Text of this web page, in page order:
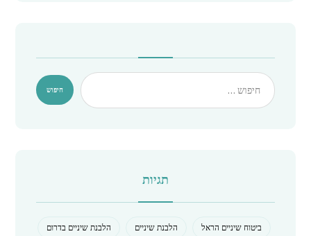
תגיות
ביטוח שיניים הראל הלבנת שיניים
הלבנת שיניים בדרום